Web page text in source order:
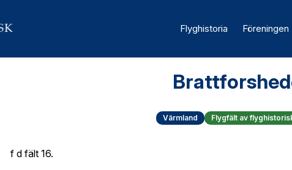
Flyghistoria Föreningen
Värmland Flygfält av
f d fält 16.